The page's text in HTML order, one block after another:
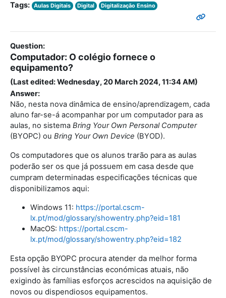
Tags: Aulas Digitais Digital Digitalização Ensino
Question:
Computador: O colégio fornece o
equipamento?
(Last edited: Wednesday, 20 March 2024, 11:34 AM)
Answer:
Não, nesta nova dinâmica de ensino/aprendizagem, cada
aluno far-se-á acompanhar por um computador para as
aulas, no sistema Bring Your Own Personal Computer
(BYOPC) ou Bring Your Own Device (BYOD).
Os computadores que os alunos trarão para as aulas
poderão ser os que já possuem em casa desde que
cumpram determinadas especificações técnicas que
disponibilizamos aqui:
Windows 11: https://portal.cscm-
lx.pt/mod/glossary/showentry.php?eid=181
MacOS: https://portal.cscm-
lx.pt/mod/glossary/showentry.php?eid=182
Esta opção BYOPC procura atender da melhor forma
possível às circunstâncias económicas atuais, não
exigindo às famílias esforços acrescidos na aquisição de
novos ou dispendiosos equipamentos.